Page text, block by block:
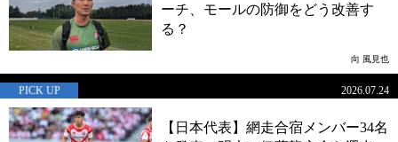
ーチ、モールの防御をどう改善す
る？
向 風見也
【日本代表】網走合宿メンバー34名
PICK UP 2026.07.24